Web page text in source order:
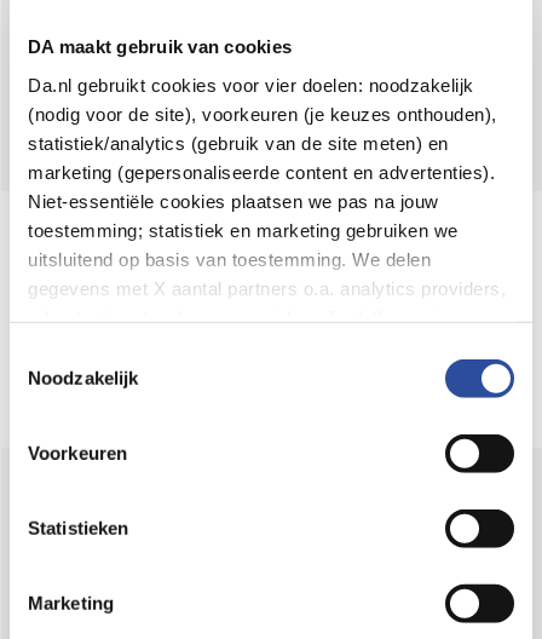
DA maakt gebruik van cookies
Da.nl gebruikt cookies voor vier doelen: noodzakelijk
(nodig voor de site), voorkeuren (je keuzes onthouden),
statistiek/analytics (gebruik van de site meten) en
marketing (gepersonaliseerde content en advertenties).
Niet-essentiële cookies plaatsen we pas na jouw
toestemming; statistiek en marketing gebruiken we
uitsluitend op basis van toestemming. We delen
gegevens met X aantal partners o.a. analytics providers,
en de bewaartermijnen per categorie. Je kunt je keuze op
gegevensverwerking staat in de
Privacyverklaring
Noodzakelijk
Voorkeuren
Statistieken
Marketing
Hoe dan?
Zontips voor je kleintje
Meld je aan voor deDA nieuwsbriefen ontvang
aanbiedingen en inspiratie.
Voor 21u besteld,